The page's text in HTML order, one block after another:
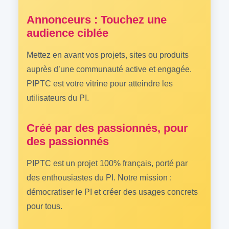
Annonceurs : Touchez une
audience ciblée
Mettez en avant vos projets, sites ou produits
auprès d’une communauté active et engagée.
PIPTC est votre vitrine pour atteindre les
utilisateurs du PI.
Créé par des passionnés, pour
des passionnés
PIPTC est un projet 100% français, porté par
des enthousiastes du PI. Notre mission :
démocratiser le PI et créer des usages concrets
pour tous.